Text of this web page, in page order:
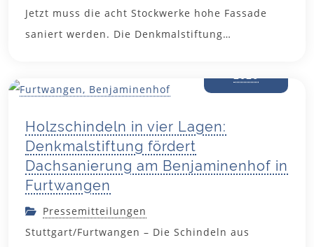
Jetzt muss die acht Stockwerke hohe Fassade
saniert werden. Die Denkmalstiftung…
Holzschindeln in vier Lagen:
Denkmalstiftung fördert
Dachsanierung am Benjaminenhof in
Furtwangen
2026
Pressemitteilungen
Stuttgart/Furtwangen – Die Schindeln aus